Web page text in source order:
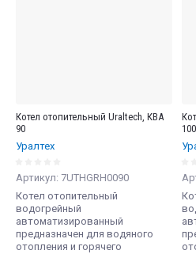
Котел отопительный Uraltech, КВА
90
Уралтех
Артикул: 7UTHGRH0090
Котел отопительный
водогрейный
автоматизированный
предназначен для водяного
отопления и горячего
100